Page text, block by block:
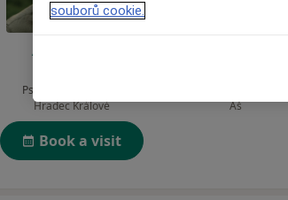
Aleš Kabilka
Psycholog, Terapeut
Hradec Králové
Book a visit
Aš
souborů cookie.